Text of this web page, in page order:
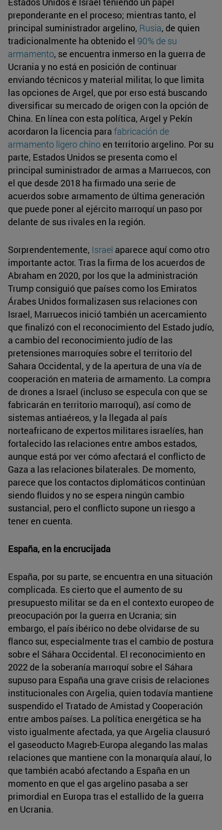
preponderante en el proceso; mientras tanto, el
principal suministrador argelino, Rusia, de quien
tradicionalmente ha obtenido el 90% de su
armamento, se encuentra inmerso en la guerra de
Ucrania y no está en posición de continuar
enviando técnicos y material militar, lo que limita
las opciones de Argel, que por erso está buscando
diversificar su mercado de origen con la opción de
China. En línea con esta política, Argel y Pekín
acordaron la licencia para fabricación de
armamento ligero chino en territorio argelino. Por su
parte, Estados Unidos se presenta como el
principal suministrador de armas a Marruecos, con
el que desde 2018 ha firmado una serie de
acuerdos sobre armamento de última generación
que puede poner al ejército marroquí un paso por
delante de sus rivales en la región.
Sorprendentemente, Israel aparece aquí como otro
importante actor. Tras la firma de los acuerdos de
Abraham en 2020, por los que la administración
Trump consiguió que países como los Emiratos
Árabes Unidos formalizasen sus relaciones con
Israel, Marruecos inició también un acercamiento
que finalizó con el reconocimiento del Estado judío,
a cambio del reconocimiento judío de las
pretensiones marroquíes sobre el territorio del
Sahara Occidental, y de la apertura de una vía de
cooperación en materia de armamento. La compra
de drones a Israel (incluso se especula con que se
fabricarán en territorio marroquí), así como de
sistemas antiaéreos, y la llegada al país
norteafricano de expertos militares israelíes, han
fortalecido las relaciones entre ambos estados,
aunque está por ver cómo afectará el conflicto de
Gaza a las relaciones bilaterales. De momento,
parece que los contactos diplomáticos continúan
siendo fluidos y no se espera ningún cambio
sustancial, pero el conflicto supone un riesgo a
tener en cuenta.
España, en la encrucijada
España, por su parte, se encuentra en una situación
complicada. Es cierto que el aumento de su
presupuesto militar se da en el contexto europeo de
preocupación por la guerra en Ucrania; sin
embargo, el país ibérico no debe olvidarse de su
flanco sur, especialmente tras el cambio de postura
sobre el Sáhara Occidental. El reconocimiento en
2022 de la soberanía marroquí sobre el Sáhara
supuso para España una grave crisis de relaciones
institucionales con Argelia, quien todavía mantiene
suspendido el Tratado de Amistad y Cooperación
entre ambos países. La política energética se ha
visto igualmente afectada, ya que Argelia clausuró
el gaseoducto Magreb-Europa alegando las malas
relaciones que mantiene con la monarquía alauí, lo
que también acabó afectando a España en un
momento en que el gas argelino pasaba a ser
primordial en Europa tras el estallido de la guerra
en Ucrania.